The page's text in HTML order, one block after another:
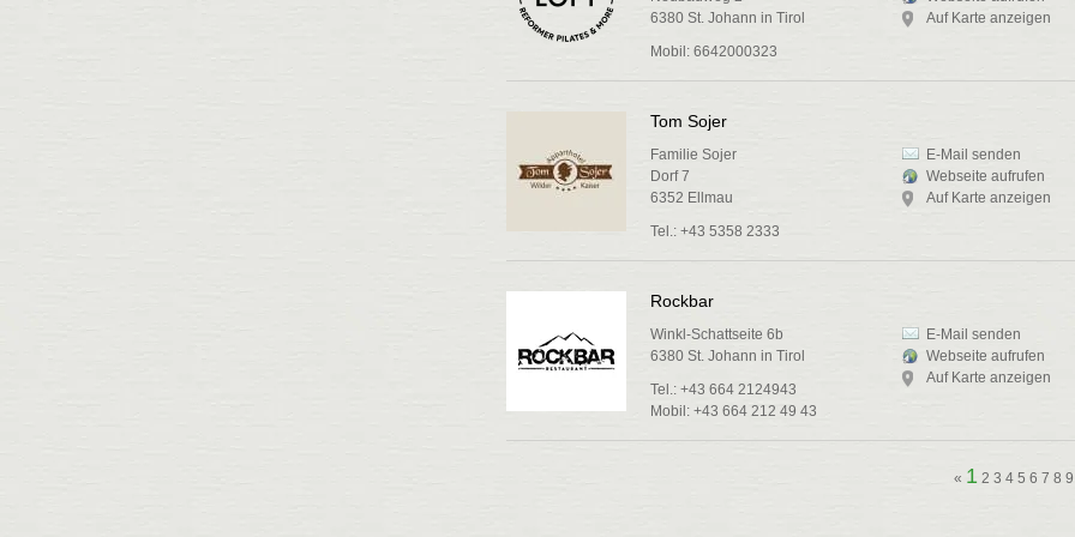
6380 St. Johann in Tirol
Mobil: 6642000323
Auf Karte anzeigen
Tom Sojer
Familie Sojer
Dorf 7
6352 Ellmau
Tel.: +43 5358 2333
E-Mail senden
Webseite aufrufen
Auf Karte anzeigen
Rockbar
Winkl-Schattseite 6b
6380 St. Johann in Tirol
Tel.: +43 664 2124943
Mobil: +43 664 212 49 43
E-Mail senden
Webseite aufrufen
Auf Karte anzeigen
« 1 2 3 4 5 6 7 8 9